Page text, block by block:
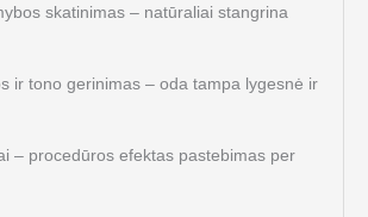
skatinimas – natūraliai stangrina
ir tono gerinimas – oda tampa lygesnė ir
– procedūros efektas pastebimas per